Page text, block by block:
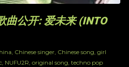
曲公开: 爱未来 (INTO
, Chinese singer, Chinese song, girl
, NUFU2R, original song, techno pop